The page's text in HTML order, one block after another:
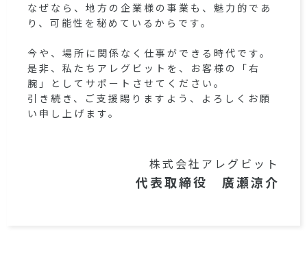
なぜなら、地方の企業様の事業も、魅力的であ
り、可能性を秘めているからです。
今や、場所に関係なく仕事ができる時代です。
是非、私たちアレグビットを、お客様の「右
腕」としてサポートさせてください。
引き続き、ご支援賜りますよう、よろしくお願
い申し上げます。
株式会社アレグビット
代表取締役 廣瀬涼介